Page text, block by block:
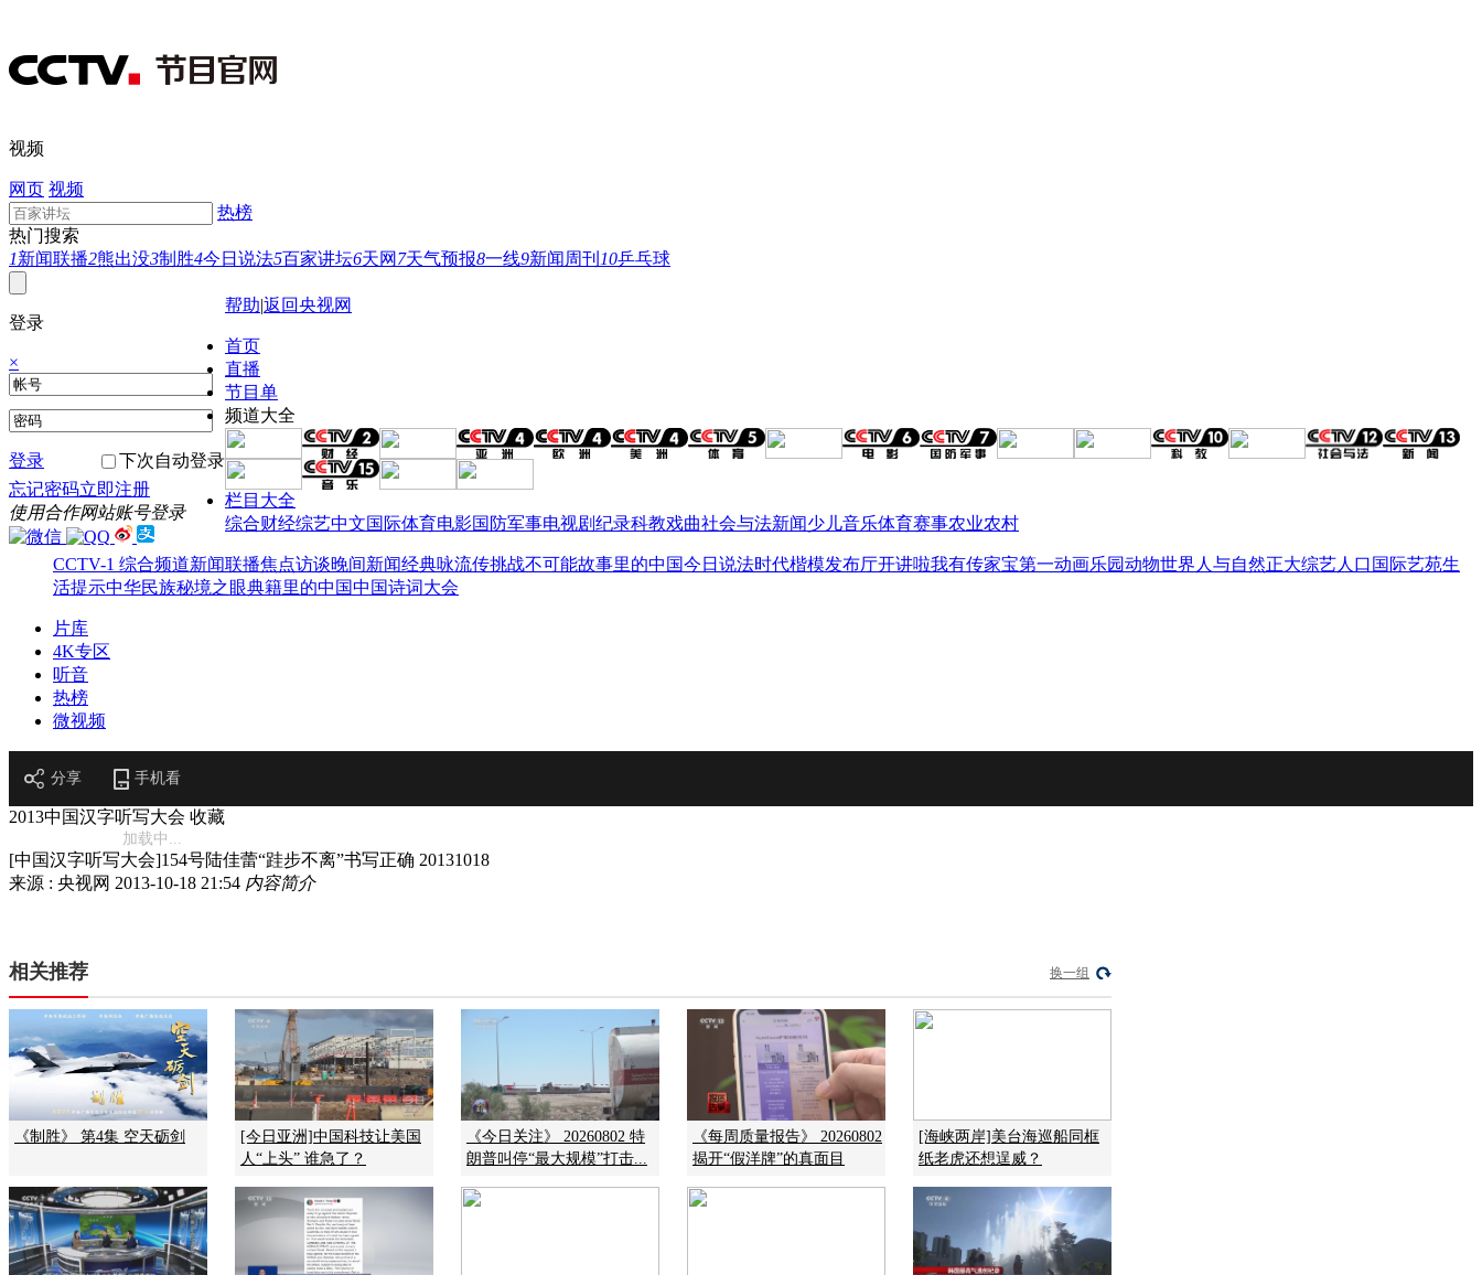
视频
网页 视频
热榜
热门搜索
1新闻联播2熊出没3制胜4今日说法5百家讲坛6天网 7天气预报8一线9新闻周刊 10乒乓球
登录
×
登录
下次自动登录
忘记密码立即注册
使用合作网站账号登录
帮助|返回央视网
首页
直播
节目单
频道大全
栏目大全
综合财经综艺中文国际体育电影国防军事电视剧纪录科教戏曲社会与法新闻少儿音乐体育赛事农业农村
CCTV-1 综合频道新闻联播焦点访谈晚间新闻经典咏流传挑战不可能故事里的中国今日说法时代楷模发布厅开讲啦我有传家宝第一动画乐园动物世界 人与自然正大综艺人口 国际艺苑生
活提示中华民族秘境之眼典籍里的中国中国诗词大会
片库
4K专区
听音
热榜
微视频
分享 手机看
2013中国汉字听写大会 收藏
加载中...
[中国汉字听写大会]154号陆佳蕾“跬步不离”书写正确 20131018
来源 : 央视网 2013-10-18 21:54 内容简介
相关推荐 换一组
《制胜》 第4集 空天砺剑
[今日亚洲]中国科技让美国
人“上头” 谁急了？
《今日关注》 20260802 特
朗普叫停“最大规模”打击...
《每周质量报告》 20260802
揭开“假洋牌”的真面目
[海峡两岸]美台海巡船同框
纸老虎还想逞威？